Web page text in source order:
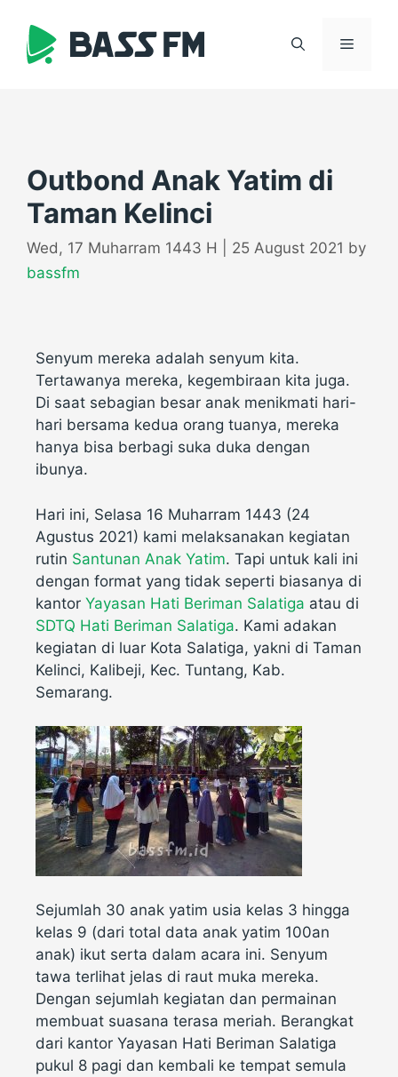
Outbond Anak Yatim di
Taman Kelinci
Wed, 17 Muharram 1443 H | 25 August 2021 by
bassfm
Senyum mereka adalah senyum kita.
Tertawanya mereka, kegembiraan kita juga.
Di saat sebagian besar anak menikmati hari-
hari bersama kedua orang tuanya, mereka
hanya bisa berbagi suka duka dengan
ibunya.
Hari ini, Selasa 16 Muharram 1443 (24
Agustus 2021) kami melaksanakan kegiatan
rutin Santunan Anak Yatim. Tapi untuk kali ini
dengan format yang tidak seperti biasanya di
kantor Yayasan Hati Beriman Salatiga atau di
SDTQ Hati Beriman Salatiga. Kami adakan
kegiatan di luar Kota Salatiga, yakni di Taman
Kelinci, Kalibeji, Kec. Tuntang, Kab.
Semarang.
Sejumlah 30 anak yatim usia kelas 3 hingga
kelas 9 (dari total data anak yatim 100an
anak) ikut serta dalam acara ini. Senyum
tawa terlihat jelas di raut muka mereka.
Dengan sejumlah kegiatan dan permainan
membuat suasana terasa meriah. Berangkat
dari kantor Yayasan Hati Beriman Salatiga
pukul 8 pagi dan kembali ke tempat semula